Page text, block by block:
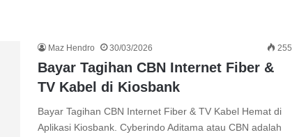
Maz Hendro 30/03/2026 255
Bayar Tagihan CBN Internet Fiber &
TV Kabel di Kiosbank
Bayar Tagihan CBN Internet Fiber & TV Kabel Hemat di
Aplikasi Kiosbank. Cyberindo Aditama atau CBN adalah